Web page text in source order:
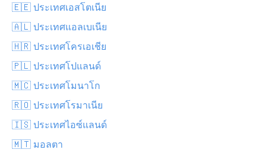
🇪🇪 ประเทศเอสโตเนีย
🇦🇱 ประเทศแอลเบเนีย
🇭🇷 ประเทศโครเอเชีย
🇵🇱 ประเทศโปแลนด์
🇲🇨 ประเทศโมนาโก
🇷🇴 ประเทศโรมาเนีย
🇮🇸 ประเทศไอซ์แลนด์
🇲🇹 มอลตา